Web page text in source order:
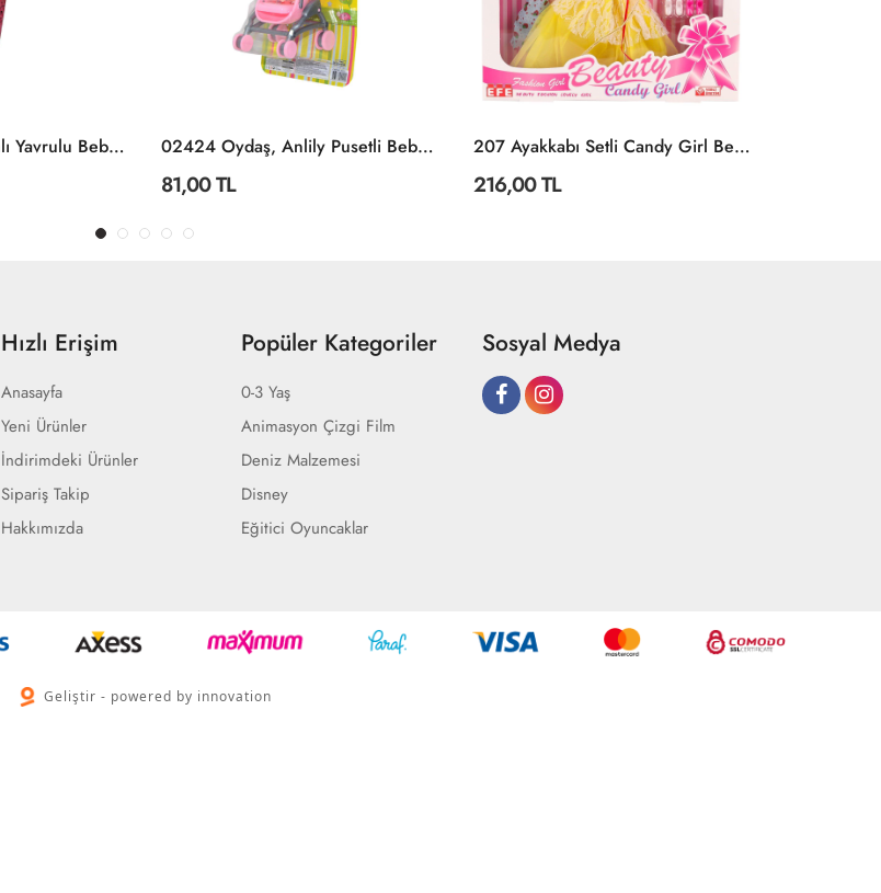
02286 Anlily Külahlı Yavrulu Bebek -Oydaş 02424 Oydaş, Anlily Pusetli Bebek / Kartela / +3 Yaş
81,00 TL
207 Ayakkabı Setli Candy Girl Bebek -Efe Toys
216,00 TL
Hızlı Erişim
Anasayfa
Yeni Ürünler
İndirimdeki Ürünler
Sipariş Takip
Hakkımızda
Popüler Kategoriler
0-3 Yaş
Animasyon Çizgi Film
Deniz Malzemesi
Disney
Eğitici Oyuncaklar
Sosyal Medya
Geliştir - powered by innovation